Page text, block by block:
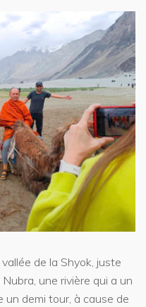
de la Shyok, juste
une rivière qui a un
demi tour, à cause de